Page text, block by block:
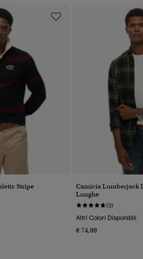
Stripe
Camicia Lumberjack
Lunghe
(3)
Altri Colori Disponibili
€ 74,99